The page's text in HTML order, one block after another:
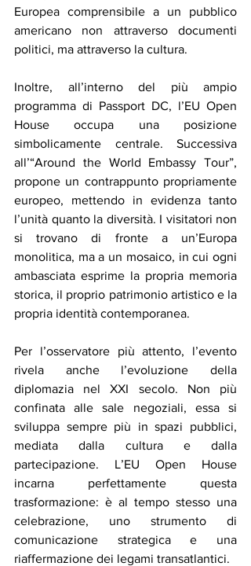
Europea comprensibile a un pubblico
americano non attraverso documenti
politici, ma attraverso la cultura.
Inoltre, all’interno del più ampio
programma di Passport DC, l’EU Open
House occupa una posizione
simbolicamente centrale. Successiva
all’“Around the World Embassy Tour”,
propone un contrappunto propriamente
europeo, mettendo in evidenza tanto
l’unità quanto la diversità. I visitatori non
si trovano di fronte a un’Europa
monolitica, ma a un mosaico, in cui ogni
ambasciata esprime la propria memoria
storica, il proprio patrimonio artistico e la
propria identità contemporanea.
Per l’osservatore più attento, l’evento
rivela anche l’evoluzione della
diplomazia nel XXI secolo. Non più
confinata alle sale negoziali, essa si
sviluppa sempre più in spazi pubblici,
mediata dalla cultura e dalla
partecipazione. L’EU Open House
incarna perfettamente questa
trasformazione: è al tempo stesso una
celebrazione, uno strumento di
comunicazione strategica e una
riaffermazione dei legami transatlantici.